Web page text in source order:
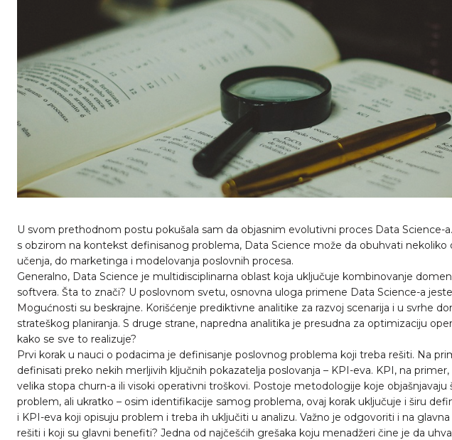
U svom prethodnom postu pokušala sam da objasnim evolutivni proces Data Science-
s obzirom na kontekst definisanog problema, Data Science može da obuhvati nekoliko
učenja, do marketinga i modelovanja poslovnih procesa.
Generalno, Data Science je multidisciplinarna oblast koja uključuje kombinovanje
softvera. Šta to znači? U poslovnom svetu, osnovna uloga primene Data Science-a
Mogućnosti su beskrajne. Korišćenje prediktivne analitike za razvoj scenarija i u svrhe
strateškog planiranja. S druge strane, napredna analitika je presudna za optimizaciju
kako se sve to realizuje?
Prvi korak u nauci o podacima je definisanje poslovnog problema koji treba rešiti. Na
definisati preko nekih merljivih ključnih pokazatelja poslovanja – KPI-eva. KPI, na
velika stopa churn-a ili visoki operativni troškovi. Postoje metodologije koje objašnjavaju
problem, ali ukratko – osim identifikacije samog problema, ovaj korak uključuje i širu
i KPI-eva koji opisuju problem i treba ih uključiti u analizu. Važno je odgovoriti i na
rešiti i koji su glavni benefiti? Jedna od najčešćih grešaka koju menadžeri čine je da